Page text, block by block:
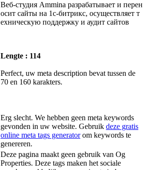
Веб-студия Ammina разрабатывает и перен
осит сайты на 1с-битрикс, осуществляет т
ехническую поддержку и аудит сайтов
Lengte : 114
Perfect, uw meta description bevat tussen de
70 en 160 karakters.
Erg slecht. We hebben geen meta keywords
gevonden in uw website. Gebruik deze gratis
online meta tags generatorom keywords te
genereren.
Deze pagina maakt geen gebruik van Og
Properties. Deze tags maken het sociale